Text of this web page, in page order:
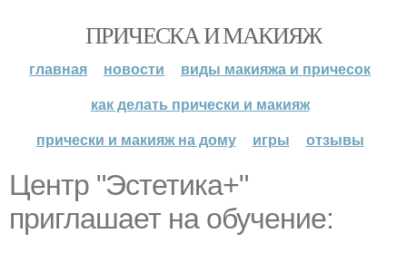
ПРИЧЕСКА И МАКИЯЖ
главная новости
виды макияжа и причесок
как делать прически и макияж
прически и макияж на дому
игры отзывы
Центр "Эстетика+"
приглашает на обучение: